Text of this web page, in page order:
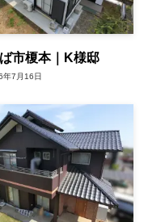
市榎本｜K様邸
年7月16日